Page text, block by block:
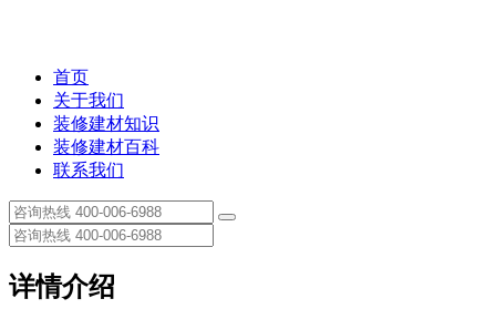
首页
关于我们
装修建材知识
装修建材百科
联系我们
详情介绍